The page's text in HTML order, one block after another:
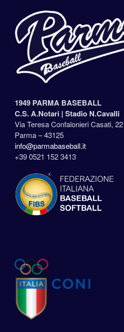
1949 PARMA BASEBALL
C.S. A.Notari | Stadio N.Cavalli
Via Teresa Confalonieri Casati, 22
Parma – 43125
info@parmabaseball.it
+39 0521 152 3413